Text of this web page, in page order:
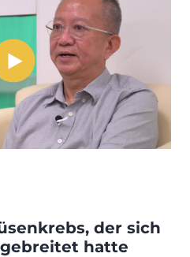
der sich
hatte